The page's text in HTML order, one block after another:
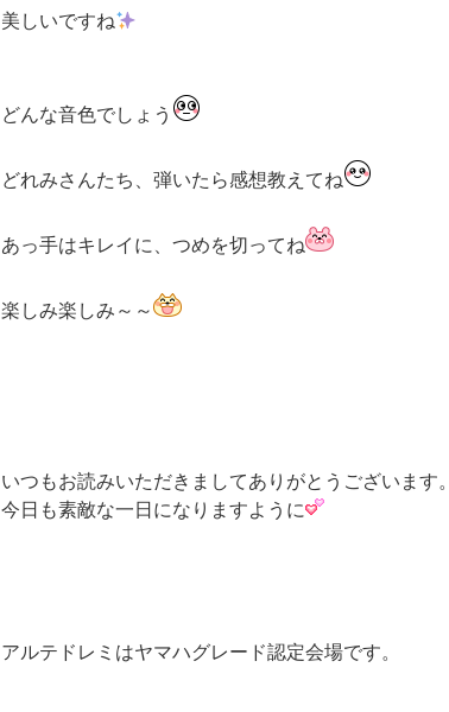
美しいですね
どんな音色でしょう
どれみさんたち、弾いたら感想教えてね
あっ手はキレイに、つめを切ってね
楽しみ楽しみ～～
いつもお読みいただきましてありがとうございます。
今日も素敵な一日になりますように
アルテドレミはヤマハグレード認定会場です。